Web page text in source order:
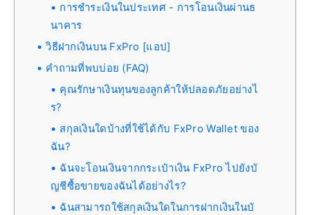
การชำระเงินในประเทศ - การโอนเงินผ่านธ
นาคาร
วิธีฝากเงินบน FxPro [แอป]
คำถามที่พบบ่อย (FAQ)
คุณรักษาเงินทุนของลูกค้าให้ปลอดภัยอย่างไ
ร?
สกุลเงินใดบ้างที่ใช้ได้กับ FxPro Wallet ของ
ฉัน?
ฉันจะโอนเงินจากกระเป๋าเงิน FxPro ไปยังบั
ญชีซื้อขายของฉันได้อย่างไร?
ฉันสามารถใช้สกุลเงินใดในการฝากเงินในบั